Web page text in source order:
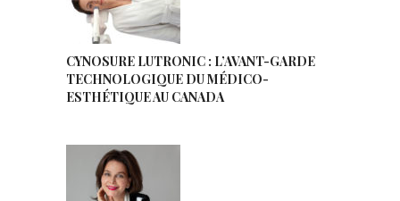
CYNOSURE LUTRONIC : L’AVANT-GARDE
TECHNOLOGIQUE DU MÉDICO-
ESTHÉTIQUE AU CANADA